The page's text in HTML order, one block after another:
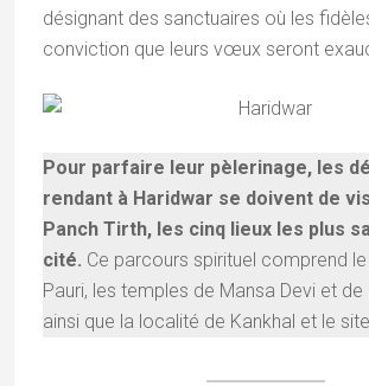
désignant des sanctuaires où les
conviction que leurs vœux seront
Pour parfaire leur pèlerinage, les
rendant à Haridwar se doivent de
Panch Tirth, les cinq lieux les plus
cité. Ce parcours spirituel comprend le
Pauri, les temples de Mansa Devi et de
ainsi que la localité de Kankhal et le